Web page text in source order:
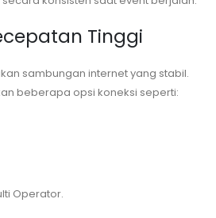
Tinggi
sambungan internet yang stabil.
beberapa opsi koneksi seperti:
Operator.